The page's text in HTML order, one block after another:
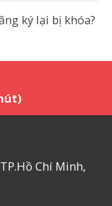
ký lại bị khóa?
Chí Minh,